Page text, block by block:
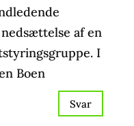
af en
I
Boen
Svar